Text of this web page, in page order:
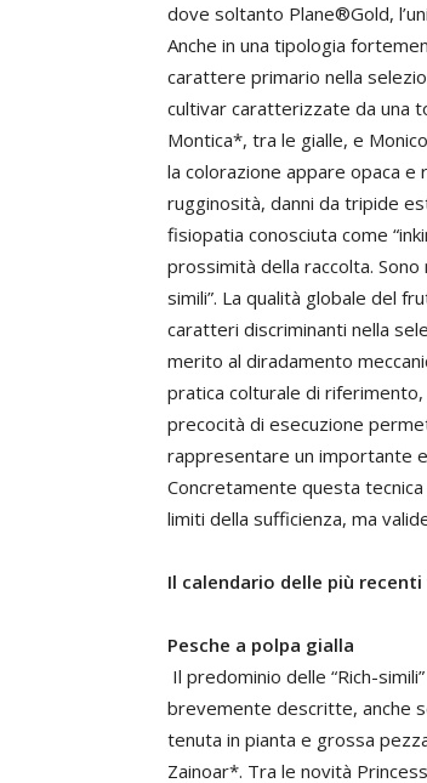
dove soltanto Plane®Gold,
Anche in una tipologia
carattere primario nella
cultivar caratterizzate da una
Montica*, tra le gialle, e
la colorazione appare opaca e
rugginosità, danni da tripide
fisiopatia conosciuta come
prossimità della raccolta. Sono
simili”. La qualità globale del
caratteri discriminanti nella
merito al diradamento
pratica colturale di
precocità di esecuzione
rappresentare un importante
Concretamente questa
limiti della sufficienza, ma
Il calendario delle più
Pesche a polpa gialla
Il predominio delle “Rich-
brevemente descritte, anche
tenuta in pianta e grossa
Zainoar*. Tra le novità